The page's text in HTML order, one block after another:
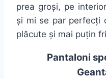
prea groși, pe
și mi se par perfecți
plăcute și mai puțin
Pantaloni